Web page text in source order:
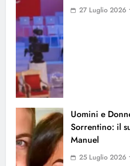
27 Luglio 2026
Uomini e
Sorrentino: il
Manuel
25 Luglio 2026